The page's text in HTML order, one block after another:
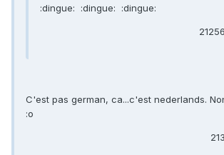
:dingue: :dingue: :dingue:
C'est pas german, ca...c'est nederlands.
:o